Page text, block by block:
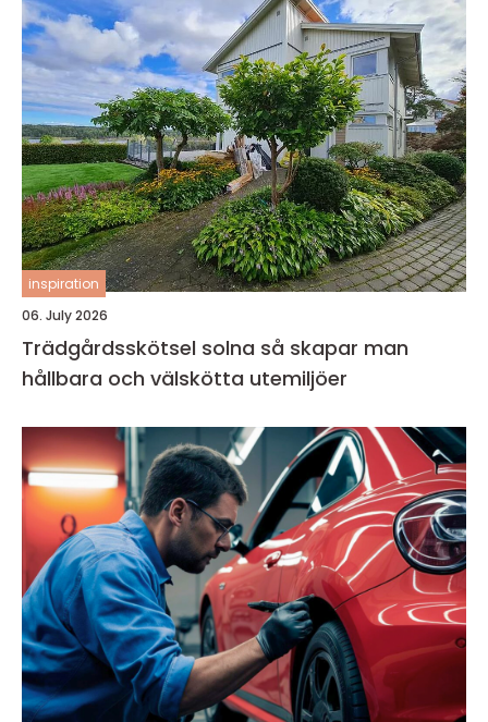
inspiration
06. July 2026
Trädgårdsskötsel solna så skapar man
hållbara och välskötta utemiljöer